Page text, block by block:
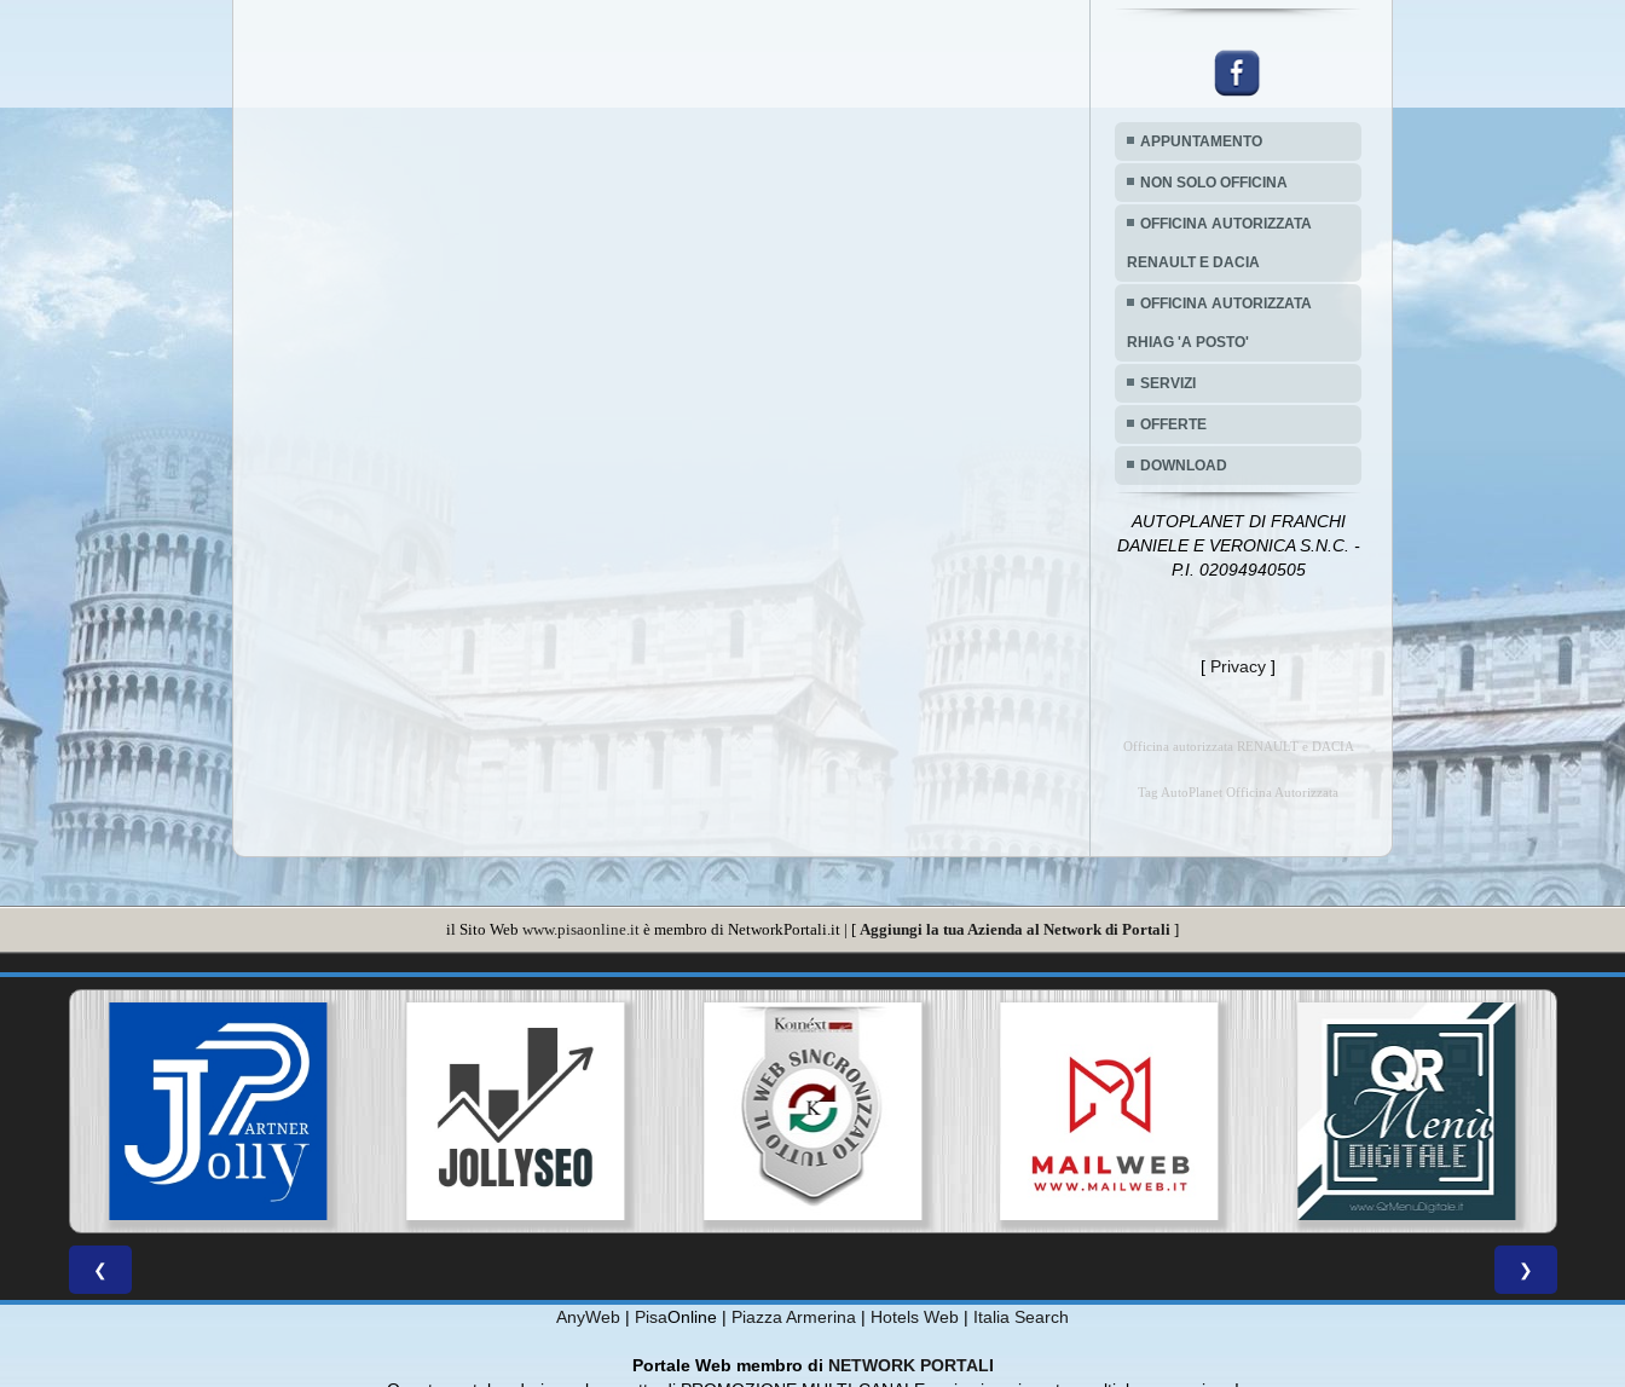
APPUNTAMENTO
NON SOLO OFFICINA
OFFICINA AUTORIZZATA
RENAULT E DACIA
OFFICINA AUTORIZZATA
RHIAG 'A POSTO'
SERVIZI
OFFERTE
DOWNLOAD
AUTOPLANET DI FRANCHI
DANIELE E VERONICA S.N.C. -
P.I. 02094940505
[ Privacy ]
Officina autorizzata RENAULT e DACIA
Tag AutoPlanet Officina Autorizzata
il Sito Web www.pisaonline.it è membro di NetworkPortali.it | [ Aggiungi la tua Azienda al Network di Portali ]
❮ ❯
AnyWeb | PisaOnline | Piazza Armerina | Hotels Web | Italia Search
Portale Web membro di NETWORK PORTALI